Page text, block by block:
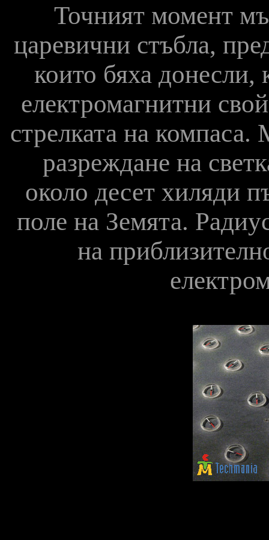
Точният момент
царевични стъбла,
които бяха донесли,
електромагнитни
стрелката на компаса.
разреждане на
около десет хиляди
поле на Земята.
на